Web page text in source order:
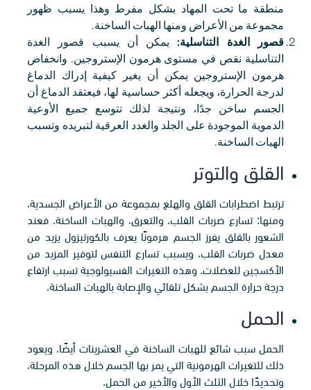
منطقة ما تحت المهاد بشكل مفرط وهذا يسبب ظهور
مجموعة من الأعراض ومنها الهبات الساخنة.
قصور الغدة التناسلية: يمكن أن يسبب قصور الغدة
التناسلية نقص في مستوى هرمون الإستروجين. وانخفاض
هرمون الإستروجين يمكن أن يغير كيفية إدراك الدماغ
لدرجة الحرارة، ويجعله أكثر حساسية لها، فيعتقد الدماغ أن
الجسم ساخن جدًا، ونتيجة لذلك تتوسع جميع الأوعية
الدموية الموجودة على الجلد والغدد العرقية لتبريده وتسبب
الهبات الساخنة.
القلق والتوتر
ترتبط اضطرابات القلق والهلع بمجموعة من الأعراض الجسدية،
ومنها: تسارع ضربات القلب، والتعرق، والهبات الساخنة. فعند
الشعور بالقلق يفرز الجسم هرمونًا يعرف بالكورتيزول يزيد من
معدل ضربات القلب، ويسبب تسارع التنفس لتوفير المزيد من
الأكسجين للعضلات. وهذه التغيرات الفسيولوجية تسبب ارتفاع
درجة حرارة الجسم بشكل تلقائي والإصابة بالهبات الساخنة.
الحمل
الحمل سبب شائع للهبات الساخنة في العشرينات أيضًا، ويعود
ذلك للتغيرات الهرمونية التي يمر بها الجسم خلال هذه المرحلة،
وتحديدًا خلال الثلث الأول والأخير من الحمل.